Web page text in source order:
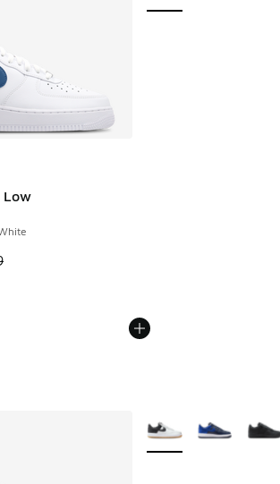
Low
uitverkoop. Dit artikel is in de
Meer kleuren